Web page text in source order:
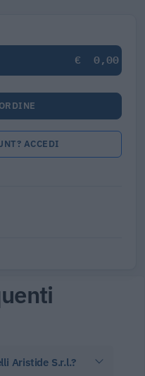
€ 0,00
ACCEDI
Aristide S.r.l.?